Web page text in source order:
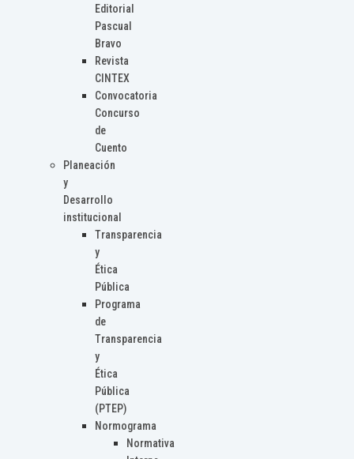
Editorial
Pascual
Bravo
Revista
CINTEX
Convocatoria
Concurso
de
Cuento
Planeación
y
Desarrollo
institucional
Transparencia
y
Ética
Pública
Programa
de
Transparencia
y
Ética
Pública
(PTEP)
Normograma
Normativa